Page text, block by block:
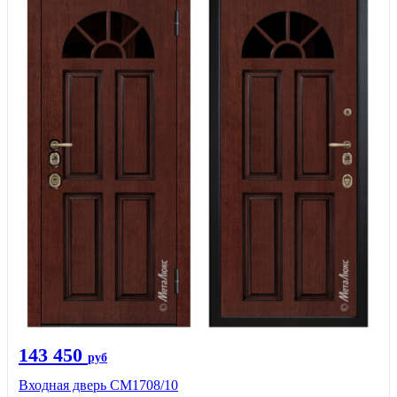
143 450 руб
Входная дверь CМ1708/10